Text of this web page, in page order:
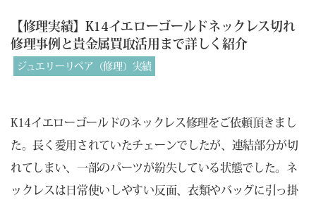
【修理実績】K14イエローゴールドネックレス切れ
修理事例と貴金属買取活用まで詳しく紹介
ジュエリーリペア（修理）実績
K14イエローゴールドのネックレス修理をご依頼頂きまし
た。長く愛用されていたチェーンでしたが、連結部分が切
れてしまい、一部のパーツが紛失している状態でした。ネ
ックレスは日常使いしやすい反面、衣類やバッグに引っ掛